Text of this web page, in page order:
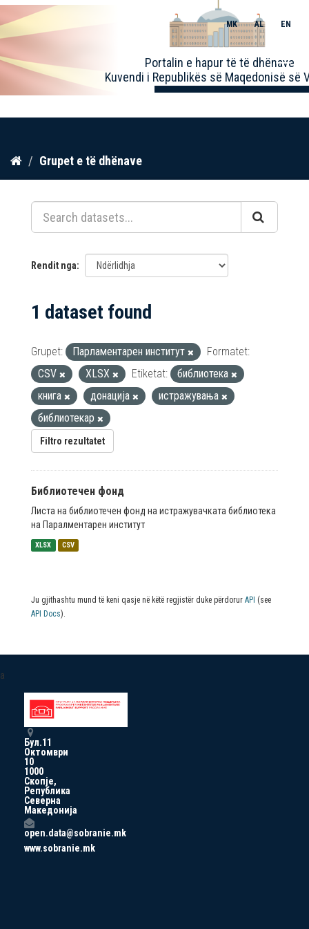
Kalo
përmbajtja
Portalin e hapur të të dhënave
Kuvendi i Republikës së Maqedonisë së
MK AL EN
Toggle
Grupet e të dhënave
Rendit nga
1 dataset found
Grupet: Парламентарен институт
Formatet:
CSV
XLSX Etiketat:
библиотека
книга
донација
истражувања
библиотекар
Filtro rezultatet
Библиотечен фонд
Листа на библиотечен фонд на истражувачката библиотека
на Паралментарен институт
XLSX CSV
Ju gjithashtu mund të keni qasje në këtë regjistër duke përdorur API (see
API Docs).
a
Бул.11
Октомври
10
1000
Скопје,
Република
Северна
Македонија
open.data@sobranie.mk
www.sobranie.mk